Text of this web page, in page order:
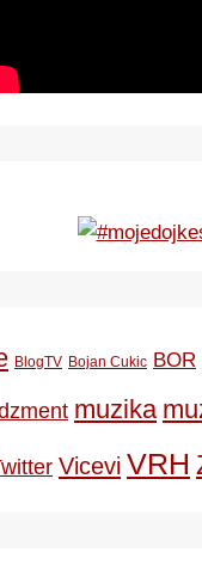
BlogTV Bojan Cukic BOR
muzika
Vicevi VRH